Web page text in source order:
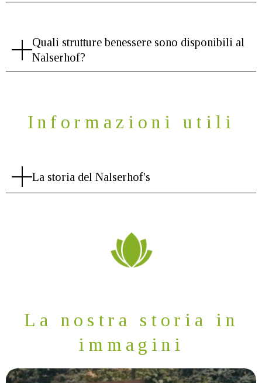
Quali strutture benessere sono disponibili al
Nalserhof?
Informazioni utili
La storia del Nalserhof's
La nostra storia in
immagini